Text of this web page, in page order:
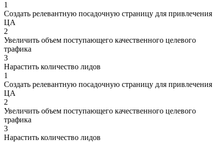
1
Создать релевантную посадочную страницу для привлечения
ЦА
2
Увеличить объем поступающего качественного целевого
трафика
3
Нарастить количество лидов
1
Создать релевантную посадочную страницу для привлечения
ЦА
2
Увеличить объем поступающего качественного целевого
трафика
3
Нарастить количество лидов